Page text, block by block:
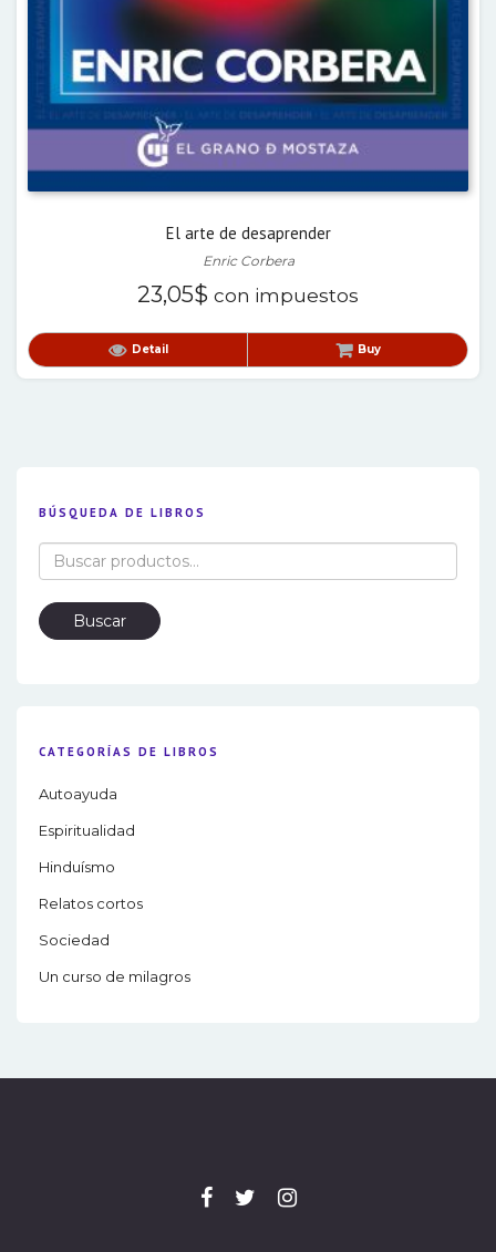
El arte de desaprender
Enric Corbera
23,05$ con impuestos
Detail Buy
BÚSQUEDA DE LIBROS
Buscar
por:
Buscar
CATEGORÍAS DE LIBROS
Autoayuda
Espiritualidad
Hinduísmo
Relatos cortos
Sociedad
Un curso de milagros